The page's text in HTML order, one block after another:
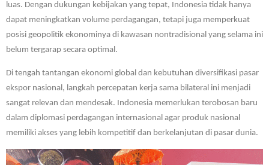
luas. Dengan dukungan kebijakan yang tepat, Indonesia tidak hanya
dapat meningkatkan volume perdagangan, tetapi juga memperkuat
posisi geopolitik ekonominya di kawasan nontradisional yang selama ini
belum tergarap secara optimal.
Di tengah tantangan ekonomi global dan kebutuhan diversifikasi pasar
ekspor nasional, langkah percepatan kerja sama bilateral ini menjadi
sangat relevan dan mendesak. Indonesia memerlukan terobosan baru
dalam diplomasi perdagangan internasional agar produk nasional
memiliki akses yang lebih kompetitif dan berkelanjutan di pasar dunia.